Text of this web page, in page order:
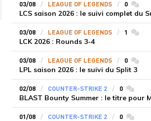
03/08 LEAGUE OF LEGENDS 0
LCS saison 2026 : le suivi complet du
03/08 LEAGUE OF LEGENDS 1
LCK 2026 : Rounds 3-4
03/08 LEAGUE OF LEGENDS 0
LPL saison 2026 : le suivi du Split 3
02/08 COUNTER-STRIKE 2 0
BLAST Bounty Summer : le titre pour
01/08 COUNTER-STRIKE 2 0